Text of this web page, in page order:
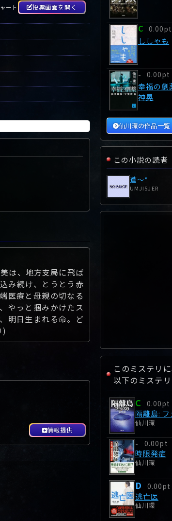
ート
投票画面を開く
は、地方支局に飛ば
み続け、とうとう赤
医療と母親の切なる
やっと掴みかけたス
明日生まれる命。ど
)
情報提供
C 0.00pt
ししゃも
- 0.00pt
幸福の
神晃
仙川環の作品一覧
この小説の読者
蒼～*
UMJI5JER
このミステリ
以下のミステリ
C 0.00pt
隔離島:
仙川環
- 0.00pt
時限発症
仙川環
D 0.00pt
逃亡医
仙川環